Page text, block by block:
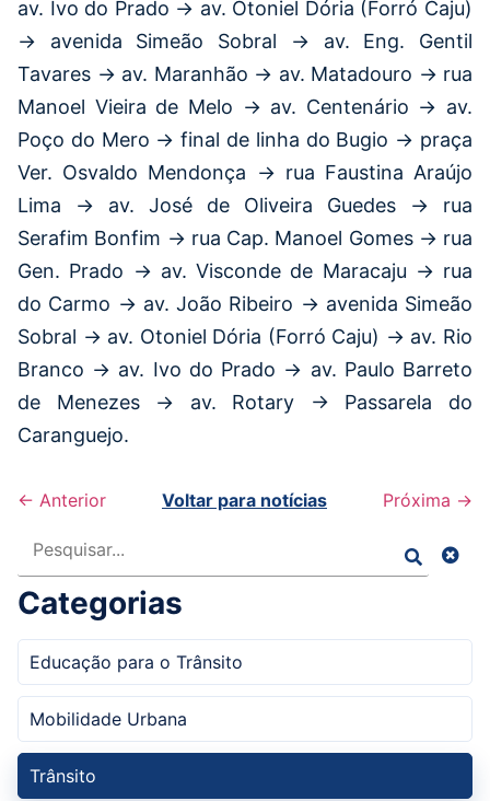
av. Ivo do Prado → av. Otoniel Dória (Forró Caju)
→ avenida Simeão Sobral → av. Eng. Gentil
Tavares → av. Maranhão → av. Matadouro → rua
Manoel Vieira de Melo → av. Centenário → av.
Poço do Mero → final de linha do Bugio → praça
Ver. Osvaldo Mendonça → rua Faustina Araújo
Lima → av. José de Oliveira Guedes → rua
Serafim Bonfim → rua Cap. Manoel Gomes → rua
Gen. Prado → av. Visconde de Maracaju → rua
do Carmo → av. João Ribeiro → avenida Simeão
Sobral → av. Otoniel Dória (Forró Caju) → av. Rio
Branco → av. Ivo do Prado → av. Paulo Barreto
de Menezes → av. Rotary → Passarela do
Caranguejo.
← Anterior Voltar para notícias
Próxima →
Categorias
Educação para o Trânsito
Mobilidade Urbana
Trânsito